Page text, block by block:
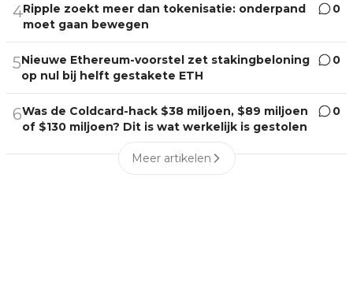
4Ripple zoekt meer dan tokenisatie: onderpand
moet gaan bewegen
0
5Nieuwe Ethereum-voorstel zet stakingbeloning
op nul bij helft gestakete ETH
0
6Was de Coldcard-hack $38 miljoen, $89 miljoen
of $130 miljoen? Dit is wat werkelijk is gestolen
0
Meer artikelen